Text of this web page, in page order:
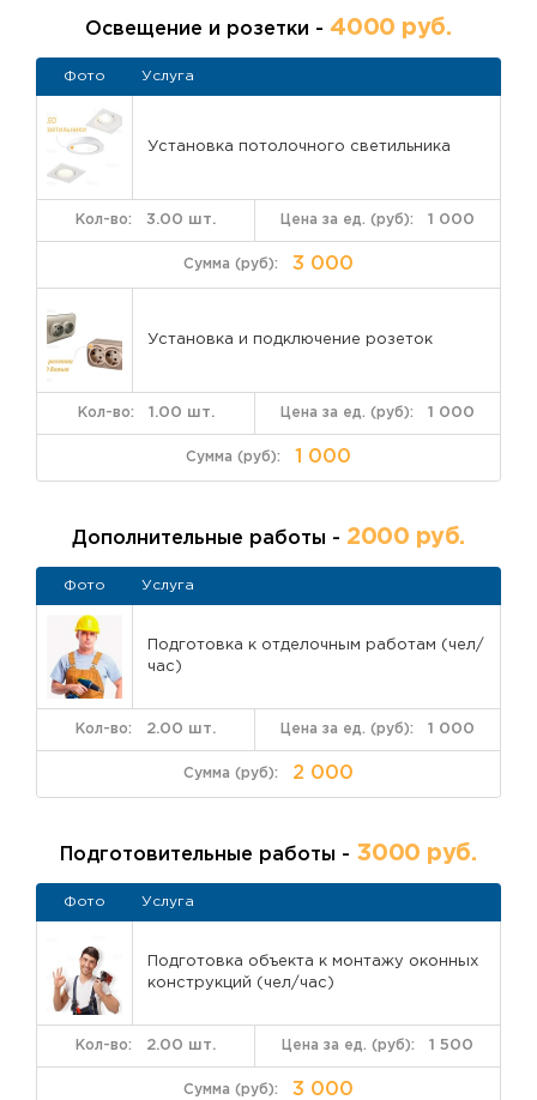
Освещение и розетки -4000 руб.
Фото Услуга
Установка потолочного светильника
1 000
3.00 шт.
3 000
Установка и подключение розеток
1 000
1.00 шт.
1 000
Дополнительные работы - 2000 руб.
Фото Услуга
Подготовка к отделочным работам (чел/
час)
1 000
2.00 шт.
2 000
Подготовительные работы - 3000 руб.
Фото Услуга
Подготовка объекта к монтажу оконных
конструкций (чел/час)
1 500
2.00 шт.
3 000